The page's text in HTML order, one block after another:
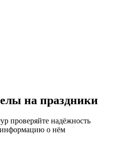
на праздники
проверяйте надёжность
информацию о нём